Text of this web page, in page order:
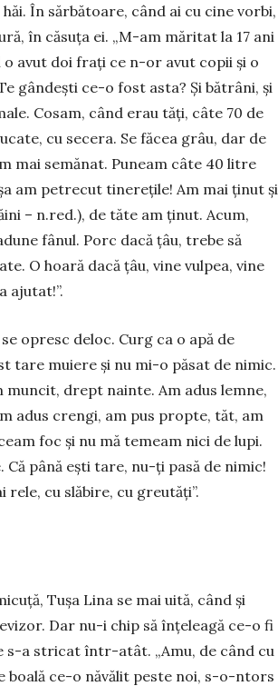
În sărbătoare, când ai cu cine vorbi,
în căsuța ei. „M-am măritat la 17 ani
avut doi frați ce n-or avut copii și o
gân­dești ce-o fost asta? Și bătrâni, și
Cosam, când erau tăți, câte 70 de
cu secera. Se făcea grâu, dar de
mai se­mă­nat. Puneam câte 40 litre
am petrecut tinerețile! Am mai ținut și
– n.red.), de tăte am ținut. Acum,
fânul. Porc dacă țâu, trebe să
O hoară dacă țâu, vine vulpea, vine
ajutat!”.
opresc deloc. Curg ca o apă de
tare muiere și nu mi-o păsat de ni­mic.
drept nainte. Am adus lemne,
adus crengi, am pus propte, tăt, am
foc și nu mă temeam nici de lupi.
până ești tare, nu-ți pasă de nimic!
cu slăbire, cu greutăți”.
Tușa Lina se mai uită, când și
Dar nu-i chip să înțeleagă ce-o fi
s-a stricat într-atât. „Amu, de când cu
boală ce-o năvălit peste noi, s-o-ntors